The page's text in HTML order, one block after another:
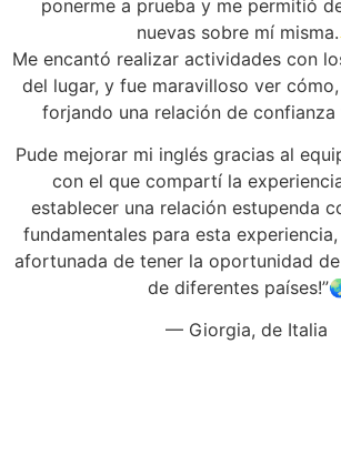
ponerme a prueba y me permitió
nuevas sobre mí
Me encantó realizar actividades con
del lugar, y fue maravilloso ver
forjando una relación de confianza
Pude mejorar mi inglés gracias al
con el que compartí la
establecer una relación estupenda
fundamentales para esta experiencia,
afortunada de tener la oportunidad
de diferentes
— Giorgia, de Italia